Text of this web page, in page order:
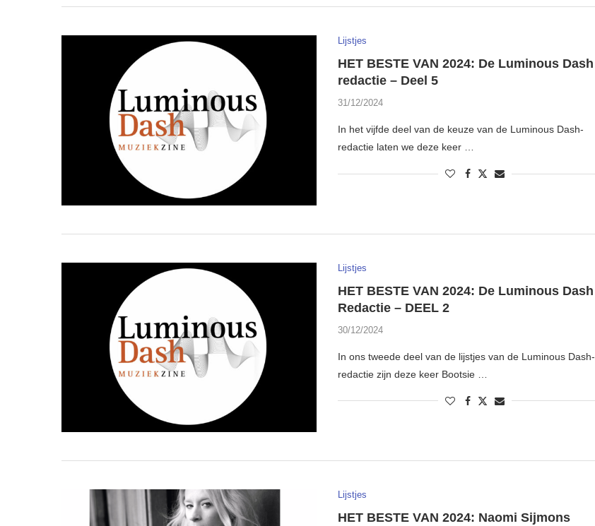
Lijstjes
HET BESTE VAN 2024: De Luminous Dash
redactie – Deel 5
31/12/2024
In het vijfde deel van de keuze van de Luminous Dash-
redactie laten we deze keer …
Lijstjes
HET BESTE VAN 2024: De Luminous Dash
Redactie – DEEL 2
30/12/2024
In ons tweede deel van de lijstjes van de Luminous Dash-
redactie zijn deze keer Bootsie …
Lijstjes
HET BESTE VAN 2024: Naomi Sijmons